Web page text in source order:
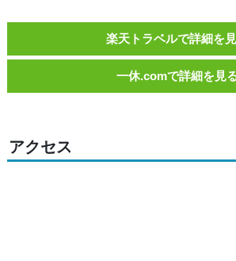
楽天トラベルで詳細を
一休.comで詳細を見
アクセス